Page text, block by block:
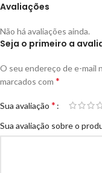
Avaliações
Não há avaliações ainda.
Seja o primeiro a
O seu endereço de e-mail
marcados com *
Sua avaliação *
Sua avaliação sobre o